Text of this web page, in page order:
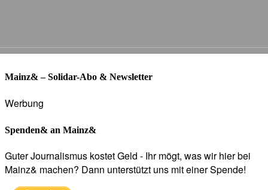
Mainz& – Solidar-Abo & Newsletter
Werbung
Spenden& an Mainz&
Guter Journalismus kostet Geld - Ihr mögt, was wir hier bei
Mainz& machen? Dann unterstützt uns mit einer Spende!